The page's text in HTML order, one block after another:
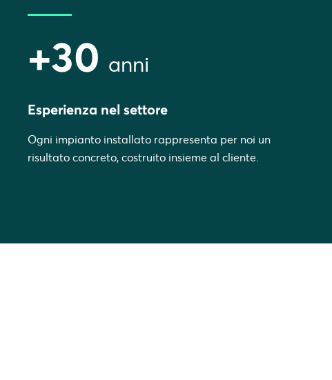
+30 anni
Esperienza nel settore
Ogni impianto installato rappresenta per noi un
risultato concreto, costruito insieme al cliente.